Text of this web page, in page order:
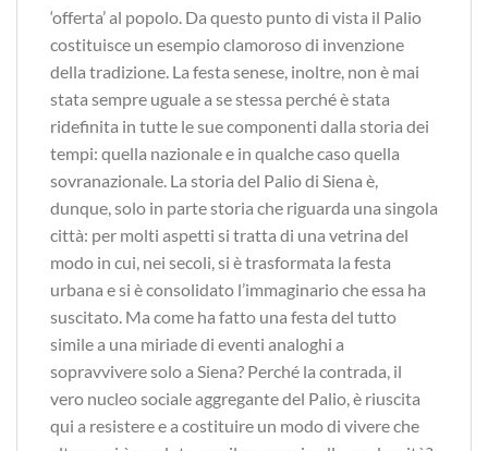
‘offerta’ al popolo. Da questo punto di vista il Palio
costituisce un esempio clamoroso di invenzione
della tradizione. La festa senese, inoltre, non è mai
stata sempre uguale a se stessa perché è stata
ridefinita in tutte le sue componenti dalla storia dei
tempi: quella nazionale e in qualche caso quella
sovranazionale. La storia del Palio di Siena è,
dunque, solo in parte storia che riguarda una singola
città: per molti aspetti si tratta di una vetrina del
modo in cui, nei secoli, si è trasformata la festa
urbana e si è consolidato l’immaginario che essa ha
suscitato. Ma come ha fatto una festa del tutto
simile a una miriade di eventi analoghi a
sopravvivere solo a Siena? Perché la contrada, il
vero nucleo sociale aggregante del Palio, è riuscita
qui a resistere e a costituire un modo di vivere che